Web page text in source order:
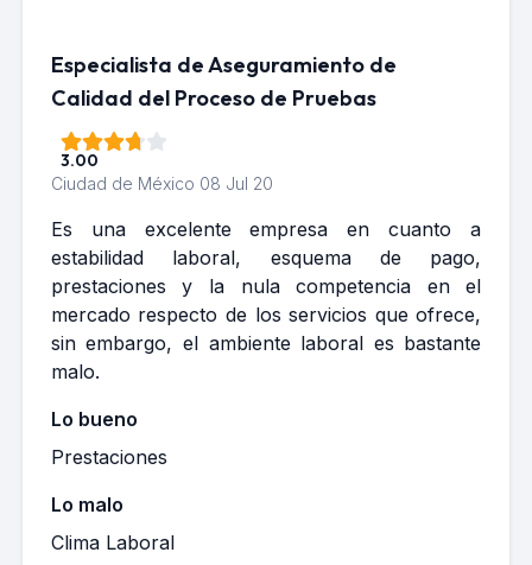
Especialista de Aseguramiento de
Calidad del Proceso de Pruebas
3.00
Ciudad de México 08 Jul 20
Es una excelente empresa en cuanto a
estabilidad laboral, esquema de pago,
prestaciones y la nula competencia en el
mercado respecto de los servicios que ofrece,
sin embargo, el ambiente laboral es bastante
malo.
Lo bueno
Prestaciones
Lo malo
Clima Laboral